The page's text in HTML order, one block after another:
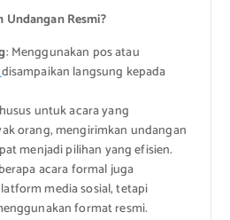
Undangan Resmi?
: Menggunakan pos atau
disampaikan langsung kepada
untuk acara yang
orang, mengirimkan undangan
menjadi pilihan yang efisien.
acara formal juga
media sosial, tetapi
format resmi.